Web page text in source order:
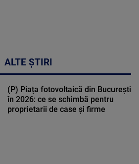
ALTE ȘTIRI
(P) Piața fotovoltaică din București
în 2026: ce se schimbă pentru
proprietarii de case și firme